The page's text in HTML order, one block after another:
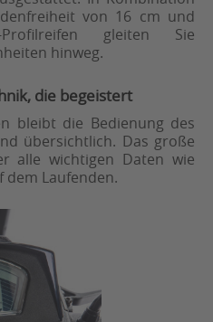
von 16 cm und
gleiten Sie
hinweg.
die begeistert
bleibt die Bedienung des
übersichtlich. Das große
alle wichtigen Daten wie
dem Laufenden.